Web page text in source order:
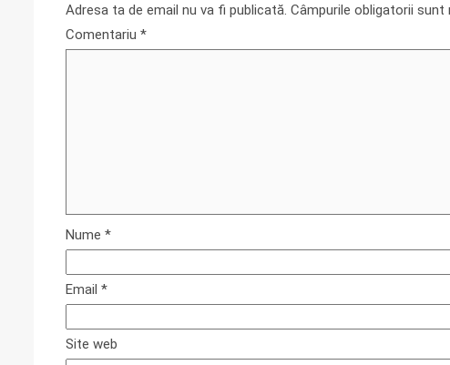
Adresa ta de email nu va fi publicată. Câmpurile obligatorii sunt
Comentariu *
Nume *
Email *
Site web